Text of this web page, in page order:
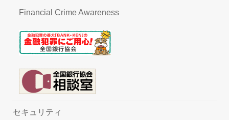
Financial Crime Awareness
セキュリティ